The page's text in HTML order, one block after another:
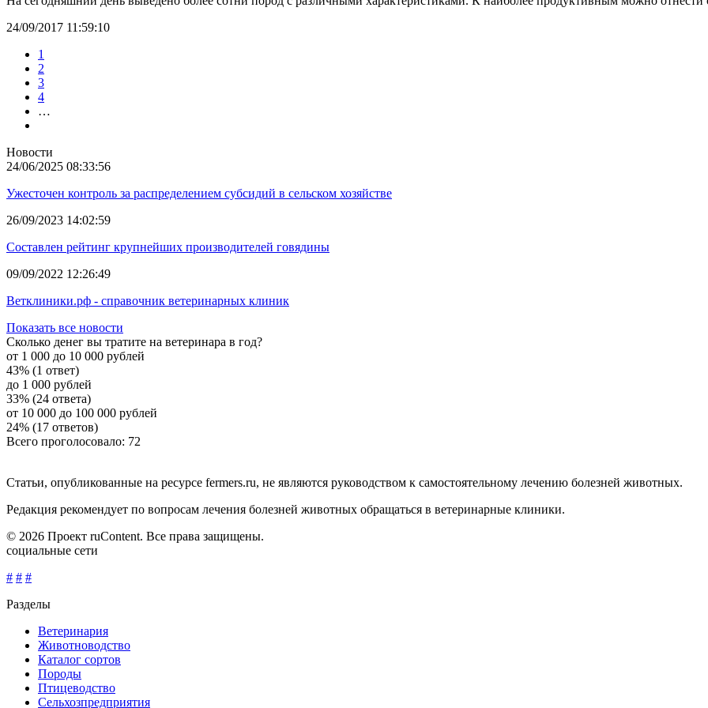
24/09/2017 11:59:10
1
2
3
4
…
Новости
24/06/2025 08:33:56
Ужесточен контроль за распределением субсидий в сельском хозяйстве
26/09/2023 14:02:59
Составлен рейтинг крупнейших производителей говядины
09/09/2022 12:26:49
Ветклиники.рф - справочник ветеринарных клиник
Показать все новости
Сколько денег вы тратите на ветеринара в год?
от 1 000 до 10 000 рублей
43% (1 ответ)
до 1 000 рублей
33% (24 ответа)
от 10 000 до 100 000 рублей
24% (17 ответов)
Всего проголосовало: 72
Статьи, опубликованные на ресурсе fermers.ru, не являются руководством к самостоятельному лечению болезней животных.
Редакция рекомендует по вопросам лечения болезней животных обращаться в ветеринарные клиники.
© 2026 Проект ruContent. Все права защищены.
социальные сети
# # #
Разделы
Ветеринария
Животноводство
Каталог сортов
Породы
Птицеводство
Сельхозпредприятия